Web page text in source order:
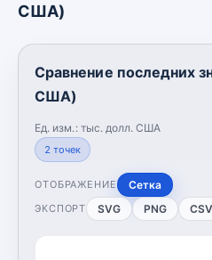
США)
Сравнение последних
США)
Ед. изм.: тыс. долл. США
2 точек
ОТОБРАЖЕНИЕ Сетка
ЭКСПОРТ SVG PNG CSV